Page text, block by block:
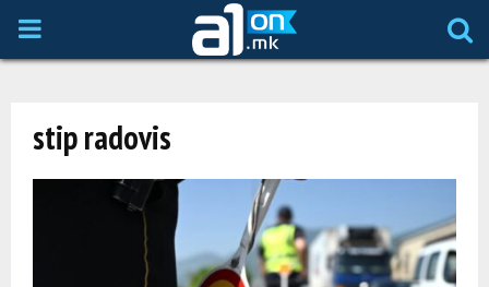
P
stip radovis